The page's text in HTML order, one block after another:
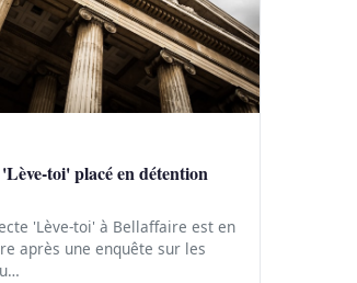
toi' placé en détention
'Lève-toi' à Bellaffaire est en
après une enquête sur les